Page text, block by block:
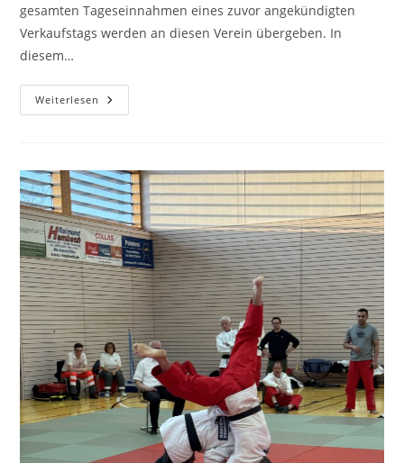
gesamten Tageseinnahmen eines zuvor angekündigten
Verkaufstags werden an diesen Verein übergeben. In
diesem…
Weiterlesen